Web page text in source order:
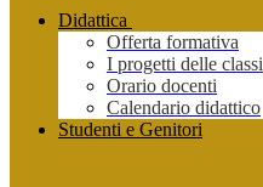
Didattica
Offerta formativa
I progetti delle classi
Orario docenti
Calendario didattico
Studenti e Genitori